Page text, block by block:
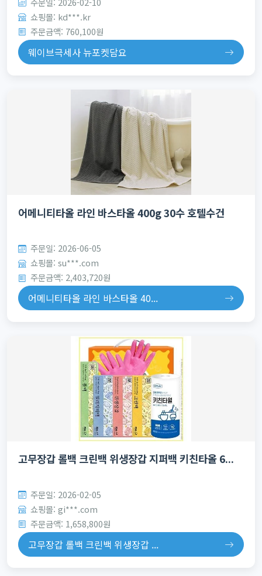
쇼핑몰: kd***.kr
주문금액: 760,100원
웨이브극세사 뉴포켓담요
어메니티타올 라인 바스타올 400g 30수 호텔수건
주문일: 2026-06-05
쇼핑몰: su***.com
주문금액: 2,403,720원
어메니티타올 라인 바스타올 40...
고무장갑 롤백 크린백 위생장갑 지퍼백 키친타올 6...
주문일: 2026-02-05
쇼핑몰: gi***.com
주문금액: 1,658,800원
고무장갑 롤백 크린백 위생장갑 ...